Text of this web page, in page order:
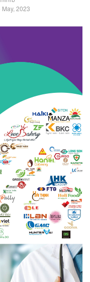
May, 2023